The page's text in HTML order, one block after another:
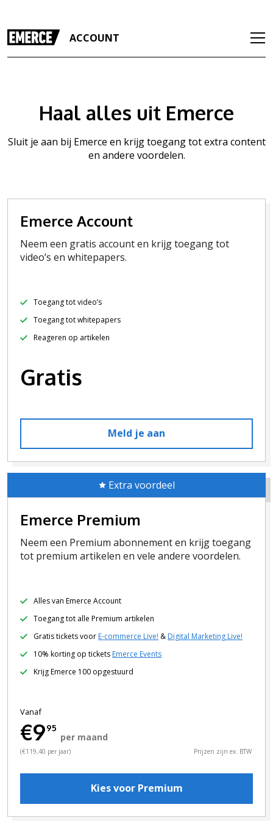
ACCOUNT
Haal alles uit Emerce
Sluit je aan bij Emerce en krijg toegang tot extra content
en andere voordelen.
Emerce Account
Neem een gratis account en krijg toegang tot
video’s en whitepapers.
Toegang tot video’s
Toegang tot whitepapers
Reageren op artikelen
Gratis
Meld je aan
Extra voordeel
Emerce Premium
Neem een Premium abonnement en krijg toegang
tot premium artikelen en vele andere voordelen.
Alles van Emerce Account
Toegang tot alle Premium artikelen
Gratis tickets voor E-commerce Live! & Digital Marketing Live!
10% korting op tickets Emerce Events
Krijg Emerce 100 opgestuurd
Vanaf
€995
per maand
(€119,40 per jaar) Prijzen zijn ex. BTW
Kies voor Premium